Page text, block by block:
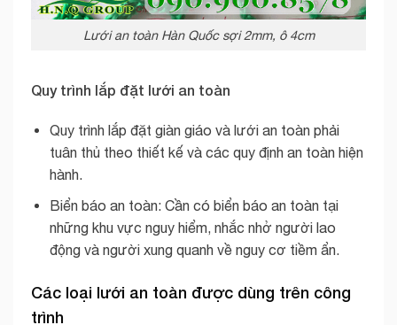
Lưới an toàn Hàn Quốc sợi 2mm, ô 4cm
Quy trình lắp đặt lưới an toàn
Quy trình lắp đặt giàn giáo và lưới an toàn phải
tuân thủ theo thiết kế và các quy định an toàn hiện
hành.
Biển báo an toàn: Cần có biển báo an toàn tại
những khu vực nguy hiểm, nhắc nhở người lao
động và người xung quanh về nguy cơ tiềm ẩn.
Các loại lưới an toàn được dùng trên công
trình